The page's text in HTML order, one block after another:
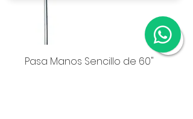
Pasa Manos Sencillo de 60"